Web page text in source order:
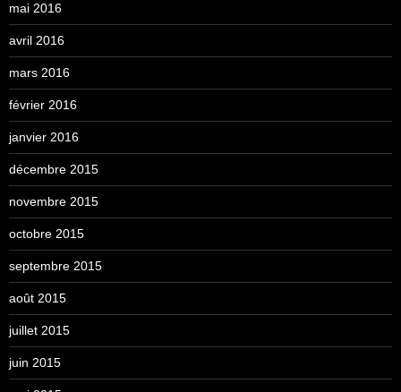
mai 2016
avril 2016
mars 2016
février 2016
janvier 2016
décembre 2015
novembre 2015
octobre 2015
septembre 2015
août 2015
juillet 2015
juin 2015